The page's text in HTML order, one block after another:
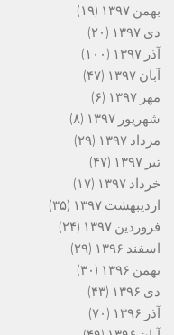
بهمن ۱۳۹۷
(۱۹)
دی ۱۳۹۷
(۲۰)
آذر ۱۳۹۷
(۱۰۰)
آبان ۱۳۹۷
(۴۷)
مهر ۱۳۹۷
(۶)
شهریور ۱۳۹۷
(۸)
مرداد ۱۳۹۷
(۲۹)
تیر ۱۳۹۷
(۴۷)
خرداد ۱۳۹۷
(۱۷)
اردیبهشت ۱۳۹۷
(۳۵)
فروردین ۱۳۹۷
(۲۴)
اسفند ۱۳۹۶
(۲۹)
بهمن ۱۳۹۶
(۳۰)
دی ۱۳۹۶
(۴۳)
آذر ۱۳۹۶
(۷۰)